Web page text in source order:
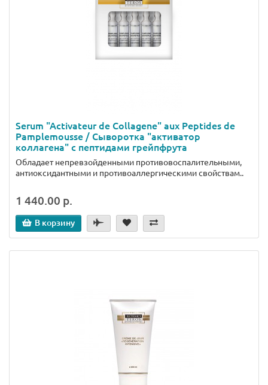
Serum "Activateur de Collagene" aux Peptides de
Pamplemousse / Сыворотка "активатор
коллагена" с пептидами грейпфрута
Обладает непревзойденными противовоспалительными,
антиоксидантными и противоаллергическими свойствам..
1 440.00 р.
В корзину